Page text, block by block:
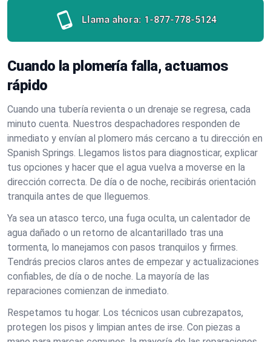
Llama ahora: 1-877-778-5124
Cuando la plomería falla, actuamos
rápido
Cuando una tubería revienta o un drenaje se regresa, cada
minuto cuenta. Nuestros despachadores responden de
inmediato y envían al plomero más cercano a tu dirección en
Spanish Springs. Llegamos listos para diagnosticar, explicar
tus opciones y hacer que el agua vuelva a moverse en la
dirección correcta. De día o de noche, recibirás orientación
tranquila antes de que lleguemos.
Ya sea un atasco terco, una fuga oculta, un calentador de
agua dañado o un retorno de alcantarillado tras una
tormenta, lo manejamos con pasos tranquilos y firmes.
Tendrás precios claros antes de empezar y actualizaciones
confiables, de día o de noche. La mayoría de las
reparaciones comienzan de inmediato.
Respetamos tu hogar. Los técnicos usan cubrezapatos,
protegen los pisos y limpian antes de irse. Con piezas a